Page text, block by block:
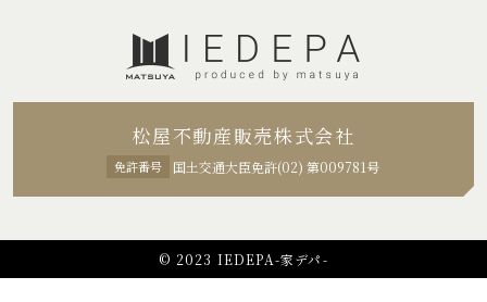
松屋不動産販売株式会社
免許番号 国土交通大臣免許(02) 第009781号
© 2023 IEDEPA-家デパ-